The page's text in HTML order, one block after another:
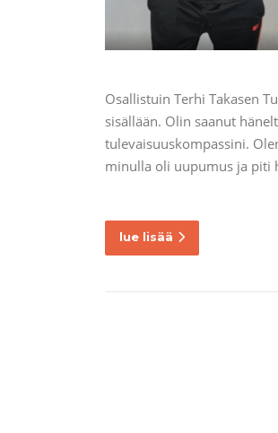
Osallistuin Terhi Takasen
sisällään. Olin saanut
tulevaisuuskompassini.
minulla oli uupumus ja piti
lue lisää